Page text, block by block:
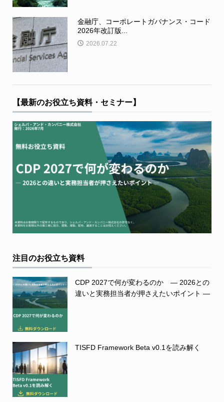
金融庁、コーポレートガバナンス・コード
2026年改訂版...
2026.07.22
【最新のお役立ち資料・セミナー】
注目のお役立ち資料
CDP 2027で何が変わるのか ― 2026との
違いと実務担当者が押さえたいポイント ―
TISFD Framework Beta v0.1を読み解く